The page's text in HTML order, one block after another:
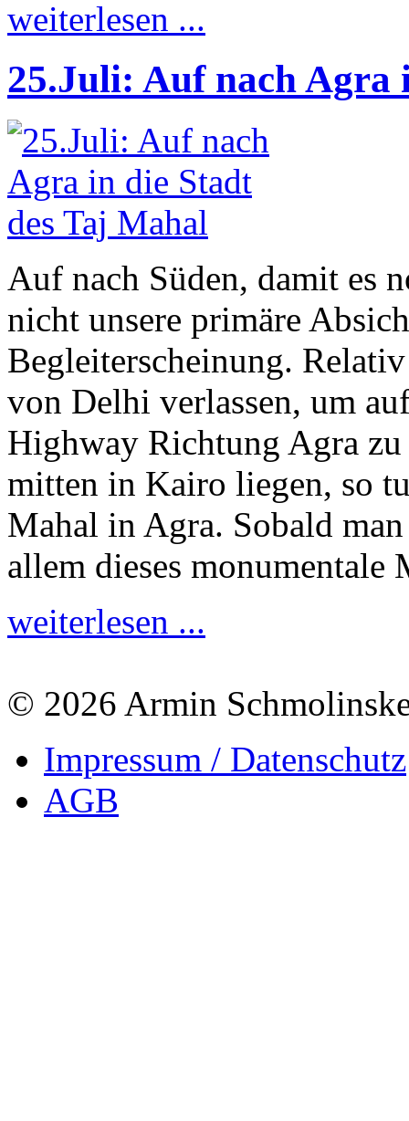
weiterlesen ...
25.Juli: Auf nach Agra
Auf nach Süden, damit es
nicht unsere primäre
Begleiterscheinung.
von Delhi verlassen, um
Highway Richtung Agra
mitten in Kairo liegen, so
Mahal in Agra. Sobald
allem dieses monumentale
weiterlesen ...
© 2026 Armin
Impressum / Datenschutz
AGB